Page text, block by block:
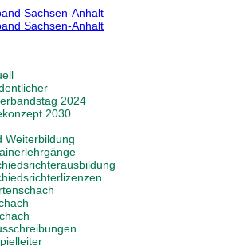
2024
2030
Weiterbildung